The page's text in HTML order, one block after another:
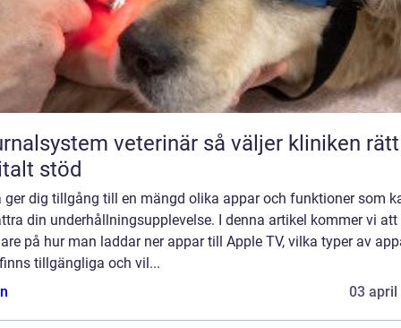
veterinär så väljer kliniken rätt
stöd
ger dig tillgång till en mängd olika appar och funktioner som
din underhållningsupplevelse. I denna artikel kommer vi
på hur man laddar ner appar till Apple TV, vilka typer av
tillgängliga och vil...
03 april